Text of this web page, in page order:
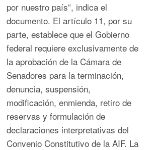
por nuestro país”, indica el
documento. El artículo 11, por su
parte, establece que el Gobierno
federal requiere exclusivamente de
la aprobación de la Cámara de
Senadores para la terminación,
denuncia, suspensión,
modificación, enmienda, retiro de
reservas y formulación de
declaraciones interpretativas del
Convenio Constitutivo de la AIF. La